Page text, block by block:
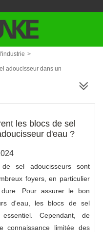
>
adoucisseur dans un
les blocs de sel
d'eau ?
sel adoucisseurs sont
foyers, en particulier
Pour assurer le bon
d'eau, les blocs de sel
Cependant, de
connaissance limitée des